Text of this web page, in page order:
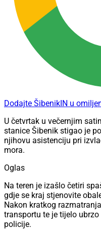
Dodajte ŠibenikIN u
U četvrtak u večernjim
stanice Šibenik stigao je
njihovu asistenciju pri
mora.
Oglas
Na teren je izašlo četiri
gdje se kraj stjenovite
Nakon kratkog
transportu te je tijelo
policije.